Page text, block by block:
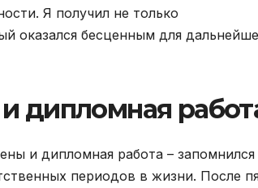
Я получил не только
оказался бесценным для
дипломная
и дипломная работа – запомнился
периодов в жизни. После